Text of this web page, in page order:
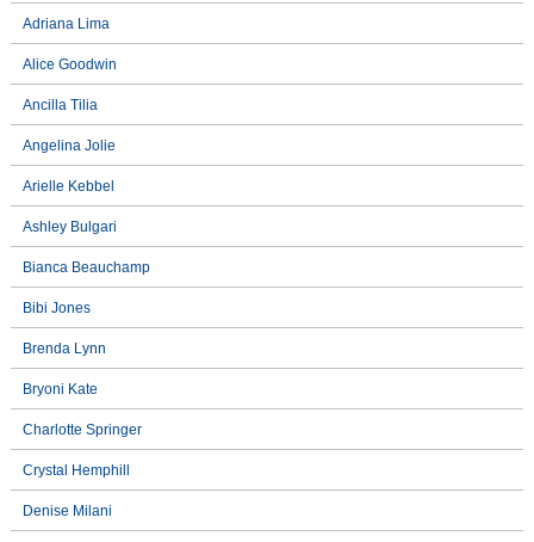
Adriana Lima
Alice Goodwin
Ancilla Tilia
Angelina Jolie
Arielle Kebbel
Ashley Bulgari
Bianca Beauchamp
Bibi Jones
Brenda Lynn
Bryoni Kate
Charlotte Springer
Crystal Hemphill
Denise Milani